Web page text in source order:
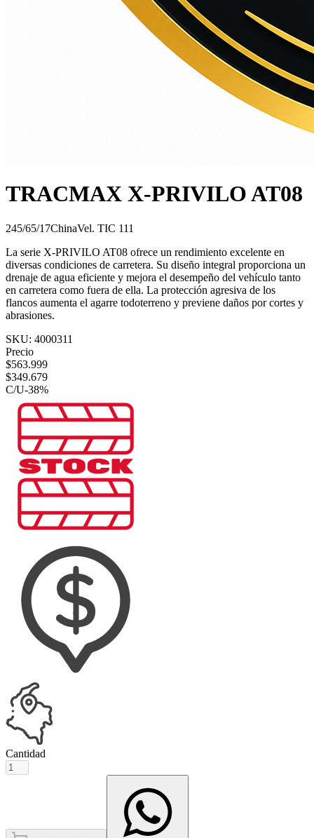
TRACMAX X-PRIVILO AT08
245/65/17ChinaVel. TIC 111
La serie X-PRIVILO AT08 ofrece un rendimiento excelente en
diversas condiciones de carretera. Su diseño integral proporciona un
drenaje de agua eficiente y mejora el desempeño del vehículo tanto
en carretera como fuera de ella. La protección agresiva de los
flancos aumenta el agarre todoterreno y previene daños por cortes y
abrasiones.
SKU: 4000311
Precio
$563.999
$349.679
C/U-38%
Cantidad